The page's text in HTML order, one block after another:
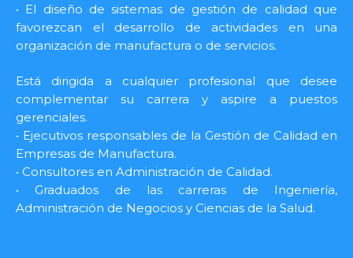
• El diseño de sistemas de gestión de calidad que
favorezcan el desarrollo de actividades en una
organización de manufactura o de servicios.
Está dirigida a cualquier profesional que desee
complementar su carrera y aspire a puestos
gerenciales.
• Ejecutivos responsables de la Gestión de Calidad en
Empresas de Manufactura.
• Consultores en Administración de Calidad.
• Graduados de las carreras de Ingeniería,
Administración de Negocios y Ciencias de la Salud.